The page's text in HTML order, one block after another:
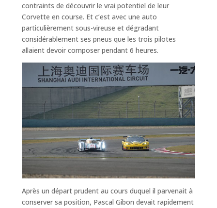
contraints de découvrir le vrai potentiel de leur
Corvette en course. Et c’est avec une auto
particulièrement sous-vireuse et dégradant
considérablement ses pneus que les trois pilotes
allaient devoir composer pendant 6 heures.
Après un départ prudent au cours duquel il parvenait à
conserver sa position, Pascal Gibon devait rapidement